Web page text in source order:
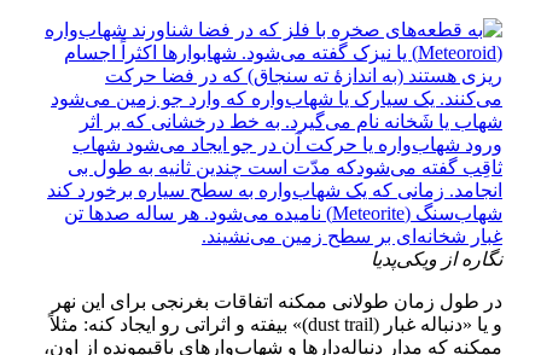
نگاره از ویکی‌پدیا
در طول زمان طولانی ممکنه اتفاقات بغرنجی برای این نهر
و یا «دنباله غبار (dust trail) » بیفته و اثراتی رو ایجاد کنه: مثلاً
ممکنه که مدار دنباله‌دارها و شهاب‌وارهای باقیمونده از اون،